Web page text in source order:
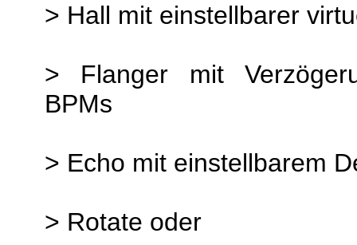
> Hall mit einstellbarer
> Flanger mit
BPMs
> Echo mit einstellbarem
> Rotate oder